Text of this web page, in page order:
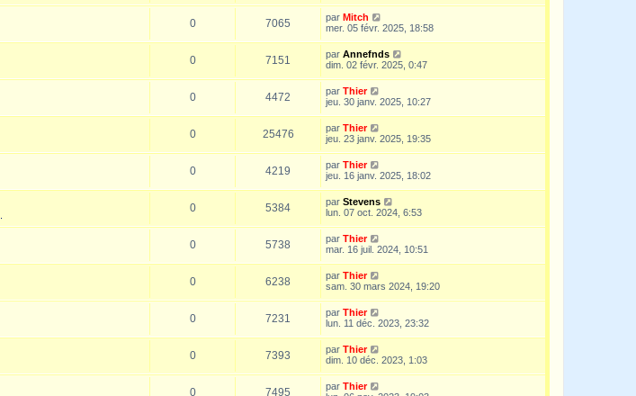
0 7065 par Mitch
mer. 05 févr. 2025, 18:58
0 7151 par Annefnds
dim. 02 févr. 2025, 0:47
0 4472 par Thier
jeu. 30 janv. 2025, 10:27
0 25476 par Thier
jeu. 23 janv. 2025, 19:35
0 4219 par Thier
jeu. 16 janv. 2025, 18:02
0 5384 par Stevens
lun. 07 oct. 2024, 6:53
0 5738 par Thier
mar. 16 juil. 2024, 10:51
0 6238 par Thier
sam. 30 mars 2024, 19:20
0 7231 par Thier
lun. 11 déc. 2023, 23:32
0 7393 par Thier
dim. 10 déc. 2023, 1:03
0 7495 par Thier